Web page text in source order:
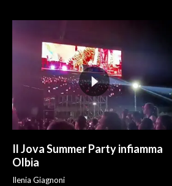
ABBONATI
ANNUNCI
NECROLOGI
PUBBLICITÀ
SPIAGGE
Il Jova Summer Party infiamma
Olbia
Ilenia Giagnoni